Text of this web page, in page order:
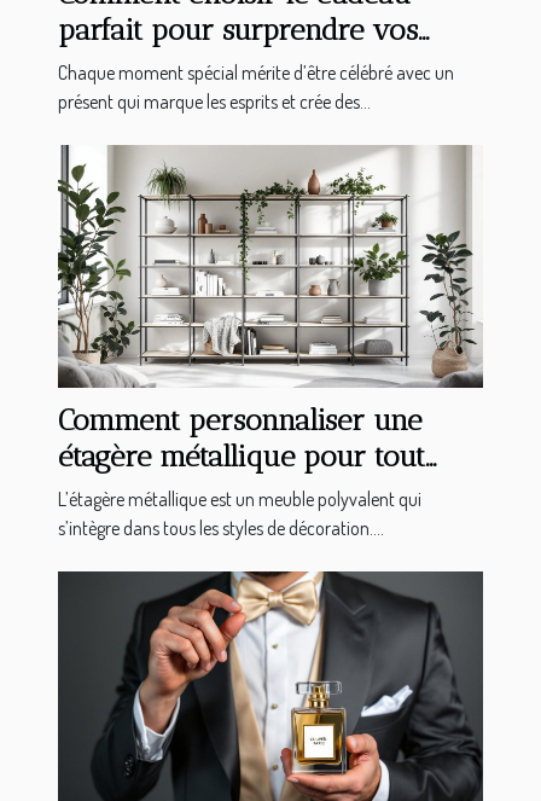
parfait pour surprendre vos
proches ?
Chaque moment spécial mérite d’être célébré avec un
présent qui marque les esprits et crée des...
Comment personnaliser une
étagère métallique pour tout
type d'intérieur ?
L’étagère métallique est un meuble polyvalent qui
s’intègre dans tous les styles de décoration....